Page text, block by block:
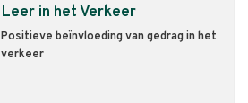
Leer in het Verkeer
Positieve beïnvloeding van gedrag in het
verkeer